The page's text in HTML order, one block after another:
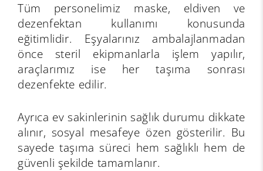
Tüm personelimiz maske, eldiven ve
dezenfektan kullanımı konusunda
eğitimlidir. Eşyalarınız ambalajlanmadan
önce steril ekipmanlarla işlem yapılır,
araçlarımız ise her taşıma sonrası
dezenfekte edilir.
Ayrıca ev sakinlerinin sağlık durumu dikkate
alınır, sosyal mesafeye özen gösterilir. Bu
sayede taşıma süreci hem sağlıklı hem de
güvenli şekilde tamamlanır.